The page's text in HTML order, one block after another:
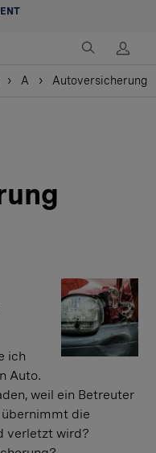
A Autoversicherung
ich
Auto.
weil ein Betreuter
die
verletzt wird?